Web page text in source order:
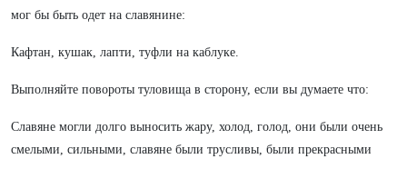
мог бы быть одет на славянине:
Кафтан, кушак, лапти, туфли на каблуке.
Выполняйте повороты туловища в сторону, если вы думаете что:
Славяне могли долго выносить жару, холод, голод, они были очень
смелыми, сильными, славяне были трусливы, были прекрасными